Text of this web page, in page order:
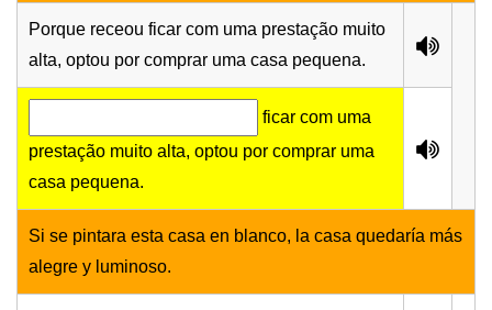
Porque receou ficar com uma prestação muito
alta, optou por comprar uma casa pequena.
ficar com uma
prestação muito alta, optou por comprar uma
casa pequena.
Si se pintara esta casa en blanco, la casa quedaría más
alegre y luminoso.